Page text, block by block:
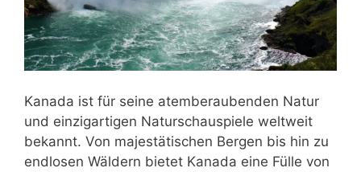
Kanada ist für seine atemberaubenden Natur
und einzigartigen Naturschauspiele weltweit
bekannt. Von majestätischen Bergen bis hin zu
endlosen Wäldern bietet Kanada eine Fülle von